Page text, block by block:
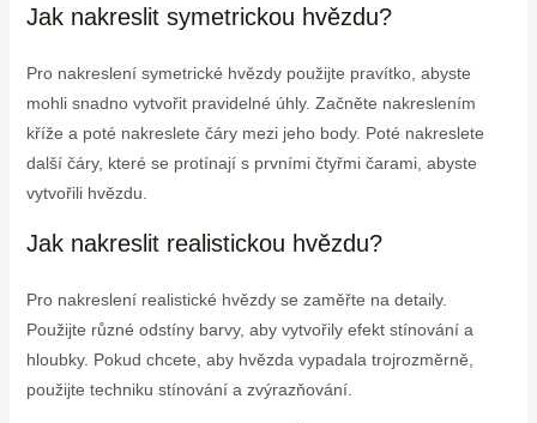
Jak nakreslit symetrickou hvězdu?
Pro nakreslení symetrické hvězdy použijte pravítko, abyste
mohli snadno vytvořit pravidelné úhly. Začněte nakreslením
kříže a poté nakreslete čáry mezi jeho body. Poté nakreslete
další čáry, které se protínají s prvními čtyřmi čarami, abyste
vytvořili hvězdu.
Jak nakreslit realistickou hvězdu?
Pro nakreslení realistické hvězdy se zaměřte na detaily.
Použijte různé odstíny barvy, aby vytvořily efekt stínování a
hloubky. Pokud chcete, aby hvězda vypadala trojrozměrně,
použijte techniku stínování a zvýrazňování.